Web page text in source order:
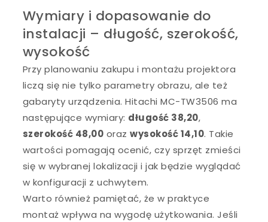
Wymiary i dopasowanie do
instalacji – długość, szerokość,
wysokość
Przy planowaniu zakupu i montażu projektora
liczą się nie tylko parametry obrazu, ale też
gabaryty urządzenia. Hitachi MC-TW3506 ma
następujące wymiary: długość 38,20,
szerokość 48,00 orazwysokość 14,10. Takie
wartości pomagają ocenić, czy sprzęt zmieści
się w wybranej lokalizacji i jak będzie wyglądać
w konfiguracji z uchwytem.
Warto również pamiętać, że w praktyce
montaż wpływa na wygodę użytkowania. Jeśli